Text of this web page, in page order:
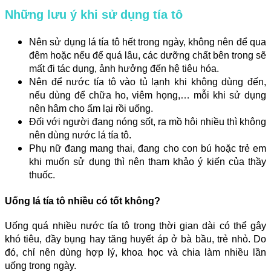
Những lưu ý khi sử dụng tía tô
Nên sử dụng lá tía tô hết trong ngày, không nên để qua
đêm hoặc nếu để quá lâu, các dưỡng chất bên trong sẽ
mất đi tác dụng, ảnh hưởng đến hệ tiêu hóa.
Nên để nước tía tô vào tủ lạnh khi không dùng đến,
nếu dùng để chữa ho, viêm họng,… mỗi khi sử dụng
nên hâm cho ấm lại rồi uống.
Đối với người đang nóng sốt, ra mồ hôi nhiều thì không
nên dùng nước lá tía tô.
Phụ nữ đang mang thai, đang cho con bú hoặc trẻ em
khi muốn sử dụng thì nên tham khảo ý kiến của thầy
thuốc.
Uống lá tía tô nhiều có tốt không?
Uống quá nhiều nước tía tô trong thời gian dài có thể gây
khó tiêu, đầy bụng hay tăng huyết áp ở bà bầu, trẻ nhỏ. Do
đó, chỉ nên dùng hợp lý, khoa học và chia làm nhiều lần
uống trong ngày.